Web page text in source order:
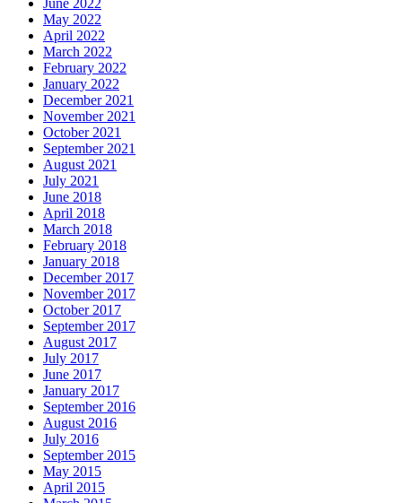
June 2022
May 2022
April 2022
March 2022
February 2022
January 2022
December 2021
November 2021
October 2021
September 2021
August 2021
July 2021
June 2018
April 2018
March 2018
February 2018
January 2018
December 2017
November 2017
October 2017
September 2017
August 2017
July 2017
June 2017
January 2017
September 2016
August 2016
July 2016
September 2015
May 2015
April 2015